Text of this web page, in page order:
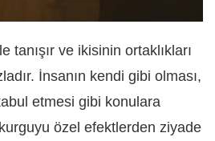
tanışır ve ikisinin ortaklıkları
İnsanın kendi gibi olması,
etmesi gibi konulara
özel efektlerden ziyade